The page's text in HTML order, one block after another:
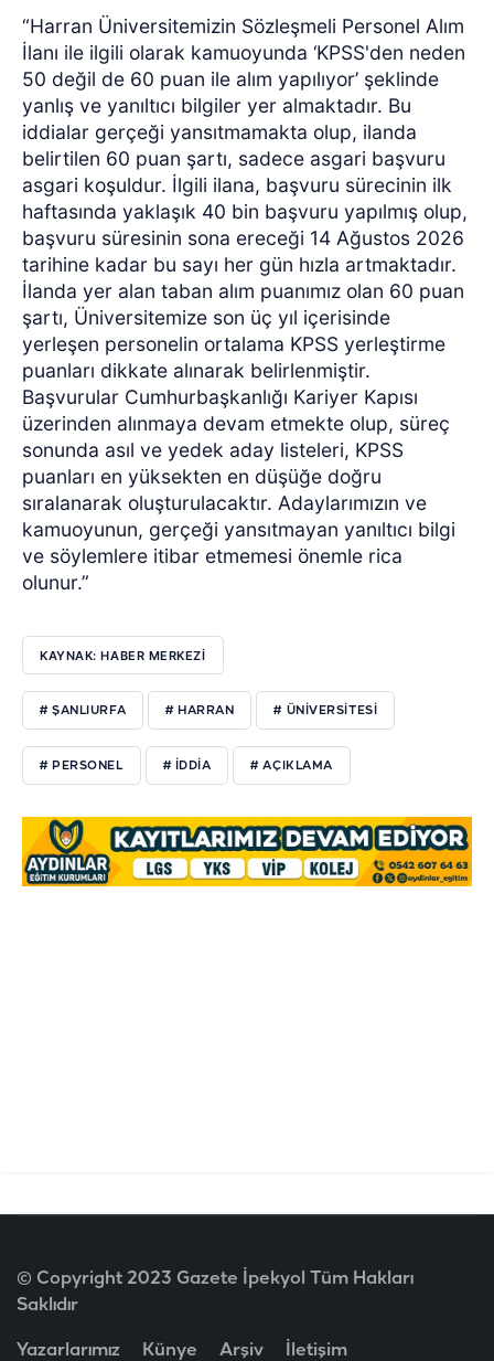
“Harran Üniversitemizin Sözleşmeli Personel Alım
İlanı ile ilgili olarak kamuoyunda ‘KPSS'den neden
50 değil de 60 puan ile alım yapılıyor’ şeklinde
yanlış ve yanıltıcı bilgiler yer almaktadır. Bu
iddialar gerçeği yansıtmamakta olup, ilanda
belirtilen 60 puan şartı, sadece asgari başvuru
asgari koşuldur. İlgili ilana, başvuru sürecinin ilk
haftasında yaklaşık 40 bin başvuru yapılmış olup,
başvuru süresinin sona ereceği 14 Ağustos 2026
tarihine kadar bu sayı her gün hızla artmaktadır.
İlanda yer alan taban alım puanımız olan 60 puan
şartı, Üniversitemize son üç yıl içerisinde
yerleşen personelin ortalama KPSS yerleştirme
puanları dikkate alınarak belirlenmiştir.
Başvurular Cumhurbaşkanlığı Kariyer Kapısı
üzerinden alınmaya devam etmekte olup, süreç
sonunda asıl ve yedek aday listeleri, KPSS
puanları en yüksekten en düşüğe doğru
sıralanarak oluşturulacaktır. Adaylarımızın ve
kamuoyunun, gerçeği yansıtmayan yanıltıcı bilgi
ve söylemlere itibar etmemesi önemle rica
olunur.”
KAYNAK: HABER MERKEZİ
# ŞANLIURFA # HARRAN # ÜNİVERSİTESİ
# PERSONEL # İDDİA # AÇIKLAMA
© Copyright 2023 Gazete İpekyol Tüm Hakları
Saklıdır
Yazarlarımız Künye Arşiv İletişim